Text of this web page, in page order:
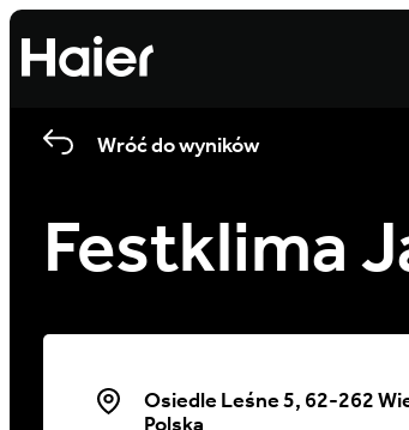
Wróć do wyników
Festklima
Osiedle Leśne 5, 62-262
Polska